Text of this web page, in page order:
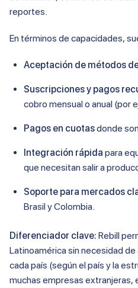
reportes.
En términos de capacidades,
Aceptación de métodos
Suscripciones y pagos
cobro mensual o anual (por
Pagos en cuotasdonde
Integración rápida para
que necesitan salir a
Soporte para mercados
Brasil y Colombia.
Diferenciador clave: Rebill
Latinoamérica sin necesidad
cada país (según el país y la
muchas empresas